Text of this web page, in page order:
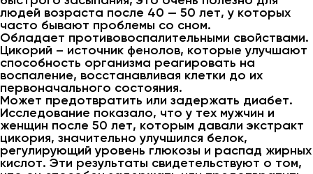
людей возраста после 40 — 50 лет, у которых
часто бывают проблемы со сном.
Обладает противовоспалительными свойствами.
Цикорий – источник фенолов, которые улучшают
способность организма реагировать на
воспаление, восстанавливая клетки до их
первоначального состояния.
Может предотвратить или задержать диабет.
Исследование показало, что у тех мужчин и
женщин после 50 лет, которым давали экстракт
цикория, значительно улучшился белок,
регулирующий уровень глюкозы и распад жирных
кислот. Эти результаты свидетельствуют о том,